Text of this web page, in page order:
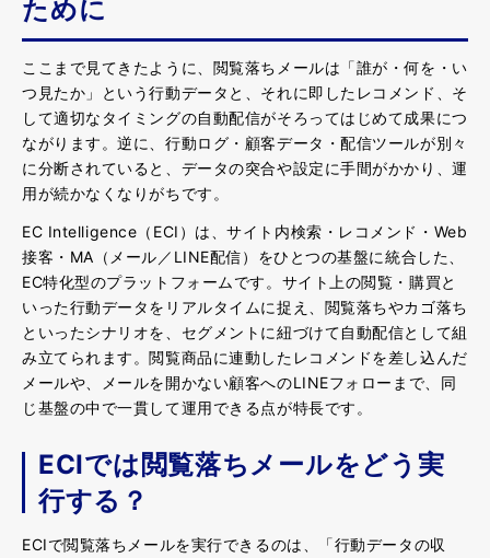
ために
ここまで見てきたように、閲覧落ちメールは「誰が・何を・い
つ見たか」という行動データと、それに即したレコメンド、そ
して適切なタイミングの自動配信がそろってはじめて成果につ
ながります。逆に、行動ログ・顧客データ・配信ツールが別々
に分断されていると、データの突合や設定に手間がかかり、運
用が続かなくなりがちです。
EC Intelligence（ECI）は、サイト内検索・レコメンド・Web
接客・MA（メール／LINE配信）をひとつの基盤に統合した、
EC特化型のプラットフォームです。サイト上の閲覧・購買と
いった行動データをリアルタイムに捉え、閲覧落ちやカゴ落ち
といったシナリオを、セグメントに紐づけて自動配信として組
み立てられます。閲覧商品に連動したレコメンドを差し込んだ
メールや、メールを開かない顧客へのLINEフォローまで、同
じ基盤の中で一貫して運用できる点が特長です。
ECIでは閲覧落ちメールをどう実
行する？
ECIで閲覧落ちメールを実行できるのは、「行動データの収